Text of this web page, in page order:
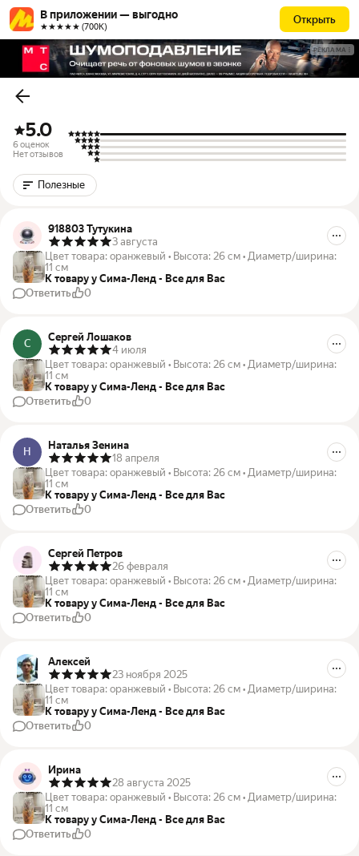
В приложении — выгодно
★★★★★ (700К)
Открыть
РЕКЛАМА
5.0
6 оценок
Нет отзывов
Полезные
918803 Тутукина
3 августа
Цвет товара: оранжевый • Высота: 26 см • Диаметр/ширина:
11 см
К товару у Сима-Ленд - Все для Вас
Ответить
0
С
Сергей Лошаков
4 июля
Цвет товара: оранжевый • Высота: 26 см • Диаметр/ширина:
11 см
К товару у Сима-Ленд - Все для Вас
Ответить
0
Н
Наталья Зенина
18 апреля
Цвет товара: оранжевый • Высота: 26 см • Диаметр/ширина:
11 см
К товару у Сима-Ленд - Все для Вас
Ответить
0
Сергей Петров
26 февраля
Цвет товара: оранжевый • Высота: 26 см • Диаметр/ширина:
11 см
К товару у Сима-Ленд - Все для Вас
Ответить
0
Алексей
23 ноября 2025
Цвет товара: оранжевый • Высота: 26 см • Диаметр/ширина:
11 см
К товару у Сима-Ленд - Все для Вас
Ответить
0
Ирина
28 августа 2025
Цвет товара: оранжевый • Высота: 26 см • Диаметр/ширина:
11 см
К товару у Сима-Ленд - Все для Вас
Ответить
0